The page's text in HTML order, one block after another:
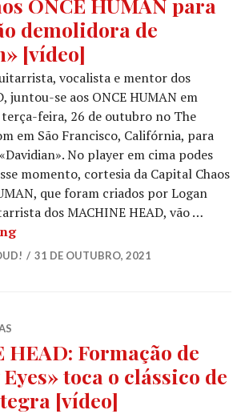
demolidora de
[vídeo]
vocalista e mentor dos
juntou-se aos ONCE HUMAN em
feira, 26 de outubro no The
em São Francisco, Califórnia, para
No player em cima podes
momento, cortesia da Capital Chaos
que foram criados por Logan
dos MACHINE HEAD, vão …
MACHINE HEAD: ROBB FLYNN
31 DE OUTUBRO, 2021
HEAD: Formação de
toca o clássico de
[vídeo]